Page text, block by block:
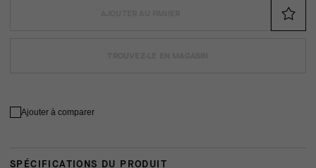
Ajouter à comparer
SPÉCIFICATIONS DU PRODUIT